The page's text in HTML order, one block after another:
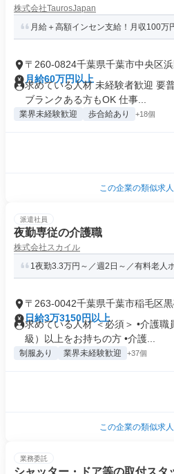
株式会社TaurosJapan
月給＋高額インセン支給！月収100万
〒260-0824千葉県千葉市中央区
月給60万円以上
求めている人材 未経験者歓迎 要
ブランクある方もOK 仕事...
業界未経験歓迎 歩合給あり +18個
この企業の類似求
派遣社員
夜勤専従の介護職
株式会社スカイル
1夜勤3.3万円～／週2日～／有料老人
〒263-0042千葉県千葉市稲毛区
日給3万3150円以上
求めている人材 ＜必須＞ •介護
級）以上をお持ちの方 •介護...
制服あり 業界未経験歓迎 +37個
この企業の類似求
業務委託
シャッター・ドア等の取付スタ